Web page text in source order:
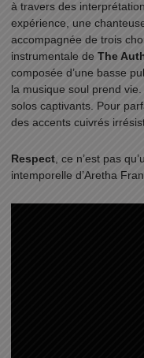
à travers des
expérience, une
accompagnée de trois
instrumentale de The
composée d’une basse
la musique soul prend
solos captivants. Pour
des accents cuivrés
Respect , ce n’est pas
intemporelle d’Aretha